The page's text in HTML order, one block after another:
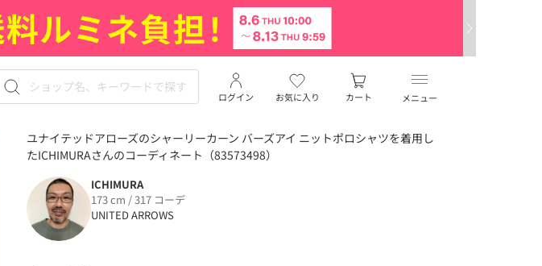
メニュー
お気に入り
ログイン カート
ユナイテッドアローズのシャーリーカーン バーズアイ ニットポロシャツを着用し
たICHIMURAさんのコーディネート（83573498）
ICHIMURA
173 cm / 317 コーデ
UNITED ARROWS